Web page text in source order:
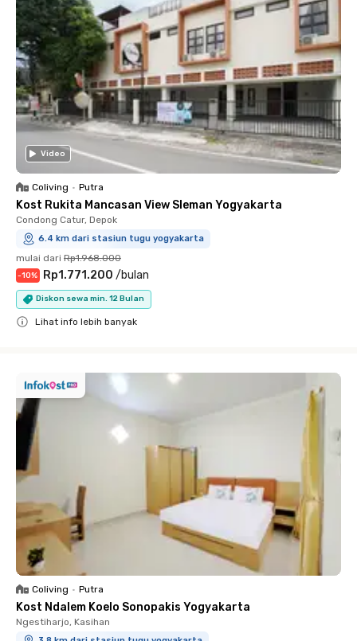
Video
Coliving • Putra
Kost Rukita Mancasan View Sleman Yogyakarta
Condong Catur, Depok
6.4 km dari stasiun tugu yogyakarta
mulai dari Rp1.968.000
-10% Rp1.771.200 /bulan
Diskon sewa min. 12 Bulan
Lihat info lebih banyak
Coliving • Putra
Kost Ndalem Koelo Sonopakis Yogyakarta
Ngestiharjo, Kasihan